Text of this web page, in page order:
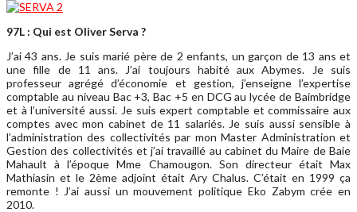
97L : Qui est Oliver Serva ?
J’ai 43 ans. Je suis marié père de 2 enfants, un garçon de 13 ans et
une fille de 11 ans. J’ai toujours habité aux Abymes. Je suis
professeur agrégé d’économie et gestion, j’enseigne l’expertise
comptable au niveau Bac +3, Bac +5 en DCG au lycée de Baimbridge
et à l’université aussi. Je suis expert comptable et commissaire aux
comptes avec mon cabinet de 11 salariés. Je suis aussi sensible à
l’administration des collectivités par mon Master Administration et
Gestion des collectivités et j’ai travaillé au cabinet du Maire de Baie
Mahault à l’époque Mme Chamougon. Son directeur était Max
Mathiasin et le 2ème adjoint était Ary Chalus. C’était en 1999 ça
remonte ! J’ai aussi un mouvement politique Eko Zabym crée en
2010.